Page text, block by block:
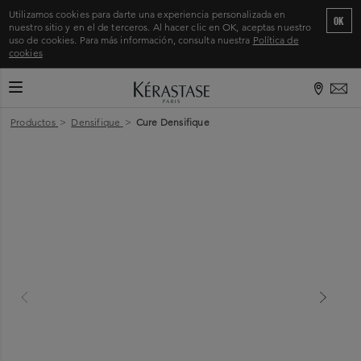
Utilizamos cookies para darte una experiencia personalizada en
nuestro sitio y en el de terceros. Al hacer clic en OK, aceptas nuestro
uso de cookies. Para más información, consulta nuestra Política de
cookies
OK
CAMBIAR MODO DE NAVEGACIÓN
Productos > Densifique > Cure Densifique